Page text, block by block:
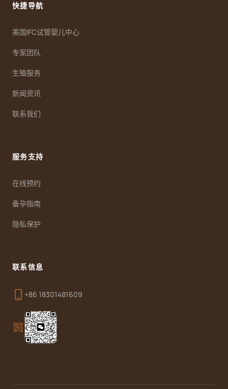
快捷导航
美国IFC试管婴儿中心
专家团队
生殖服务
新闻资讯
联系我们
服务支持
在线预约
备孕指南
隐私保护
联系信息
phone_iphone +86 18301481609
qr_code_2